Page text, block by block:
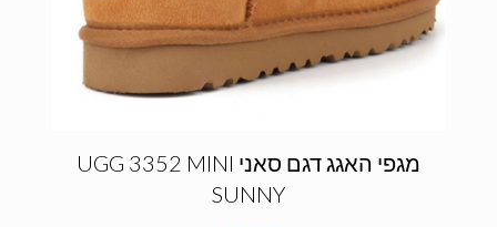
מגפי האגג דגם סאני UGG 3352 MINI
SUNNY